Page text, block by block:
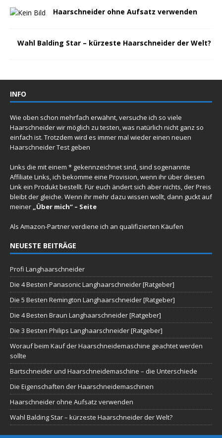
Haarschneider ohne Aufsatz verwenden
Wahl Balding Star – kürzeste Haarschneider der Welt?
INFO
Wie oben schon mehrfach erwähnt, versuche ich so viele
Haarschneider wir möglich zu testen, was natürlich nicht ganz so
einfach ist. Trotzdem wird es immer mal wieder einen neuen
Haarschneider Test geben
Links die mit einem * gekennzeichnet sind, sind sogenannte
Affiliate Links, ich bekomme eine Provision, wenn ihr über diesen
Link ein Produkt bestellt. Für euch ändert sich aber nichts, der Preis
bleibt der gleiche. Wenn ihr mehr dazu wissen wollt, dann guckt auf
meiner „Über mich“ – Seite
Als Amazon-Partner verdiene ich an qualifizierten Käufen
NEUESTE BEITRÄGE
Profi Langhaarschneider
Die 4 Besten Panasonic Langhaarschneider [Ratgeber]
Die 5 Besten Remington Langhaarschneider [Ratgeber]
Die 4 Besten Braun Langhaarschneider [Ratgeber]
Die 3 Besten Philips Langhaarschneider [Ratgeber]
Worauf beim Kauf der Haarschneidemaschine geachtet werden
sollte
Bartschneider und Haarschneidemaschine – die Unterschiede
Die Eigenschaften der Haarschneidemaschinen
Haarschneider ohne Aufsatz verwenden
Wahl Balding Star – kürzeste Haarschneider der Welt?